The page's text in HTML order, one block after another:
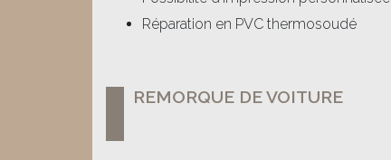
Réparation en PVC thermosoudé
REMORQUE DE VOITURE